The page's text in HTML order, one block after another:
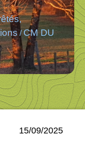
/CM DU
15/09/2025